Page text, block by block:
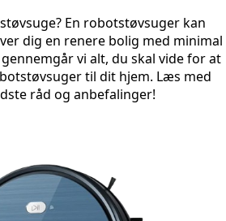
En robotstøvsuger kan
dig en renere bolig med minimal
vi alt, du skal vide for at
til dit hjem. Læs med
råd og anbefalinger!